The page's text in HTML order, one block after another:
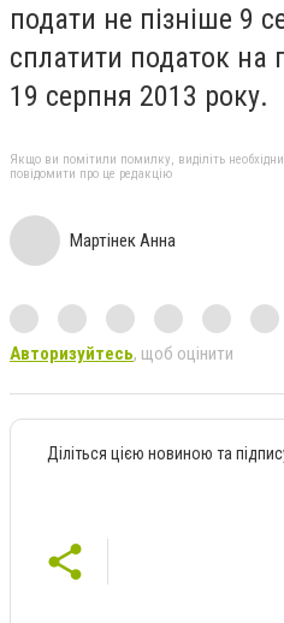
подати не пізніше 9
сплатити податок на
19 серпня 2013 року.
Якщо ви помітили помилку, виділіть
повідомити про це редакцію
Мартінек Анна
Авторизуйтесь, щоб оцінити
Діліться цією новиною та